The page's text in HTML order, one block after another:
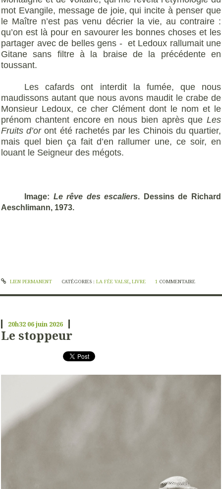
mot Evangile, message de joie, qui incite à penser que
le Maître n’est pas venu décrier la vie, au contraire :
qu’on est là pour en savourer les bonnes choses et les
partager avec de belles gens - et Ledoux rallumait une
Gitane sans filtre à la braise de la précédente en
toussant.
Les cafards ont interdit la fumée, que nous
maudissons autant que nous avons maudit le crabe de
Monsieur Ledoux, ce cher Clément dont le nom et le
prénom chantent encore en nous bien après que Les
Fruits d’oront été rachetés par les Chinois du quartier,
mais quel bien ça fait d’en rallumer une, ce soir, en
louant le Seigneur des mégots.
Image: Le rêve des escaliers. Dessins de Richard
Aeschlimann, 1973.
LIEN PERMANENT CATÉGORIES : LA FÉE VALSE, LIVRE 1 COMMENTAIRE
20h32 06juin 2026
Le stoppeur